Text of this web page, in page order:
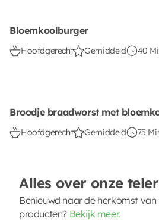
Bloemkoolburger
Hoofdgerecht Gemiddeld 40
Broodje braadworst met
Hoofdgerecht Gemiddeld 75
Alles over onze
Benieuwd naar de herkomst
producten? Bekijk meer.